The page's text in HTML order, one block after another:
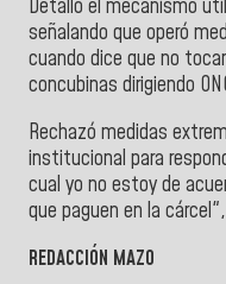
Detalló el mecanismo
señalando que operó
cuando dice que no
concubinas dirigiendo
Rechazó medidas
institucional para
cual yo no estoy de
que paguen en la
REDACCIÓN MAZO